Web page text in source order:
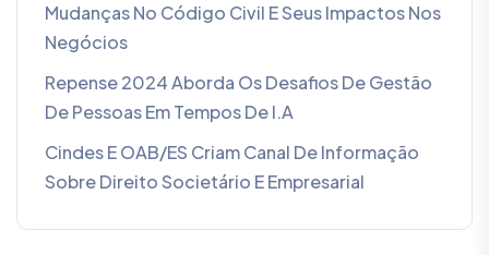
Mudanças No Código Civil E Seus Impactos Nos
Negócios
Repense 2024 Aborda Os Desafios De Gestão
De Pessoas Em Tempos De I.A
Cindes E OAB/ES Criam Canal De Informação
Sobre Direito Societário E Empresarial